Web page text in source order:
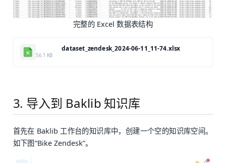
完整的 Excel 数据表结构
dataset_zendesk_2024-06-11_11-74.xlsx
56.1 KB
3. 导入到 Baklib 知识库
首先在 Baklib 工作台的知识库中，创建一个空的知识库空间。
如下图“Bike Zendesk”。